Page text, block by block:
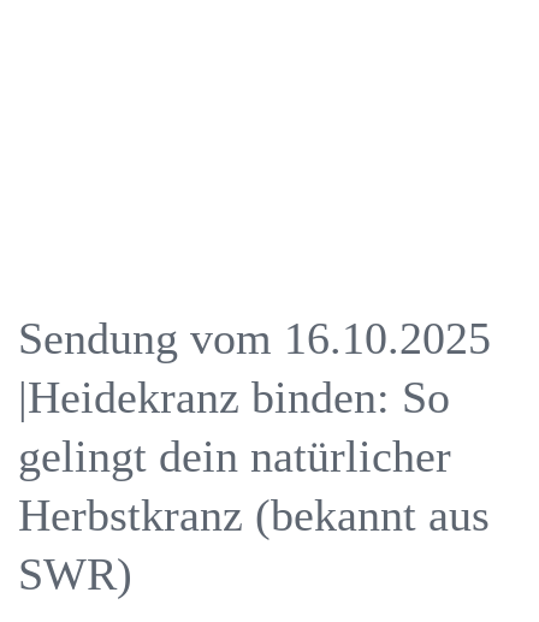
Sendung vom 16.10.2025
|Heidekranz binden: So
gelingt dein natürlicher
Herbstkranz (bekannt aus
SWR)